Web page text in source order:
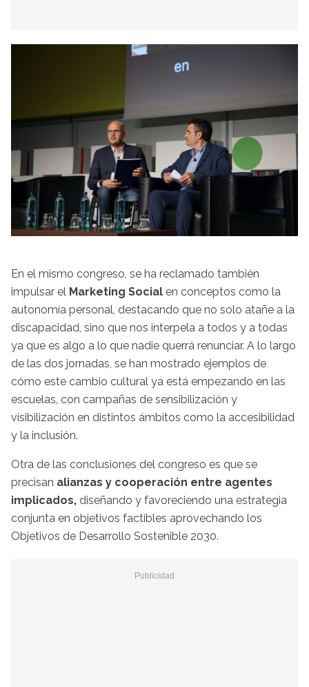
En el mismo congreso, se ha reclamado también
impulsar el Marketing Social en conceptos como la
autonomía personal, destacando que no solo atañe a la
discapacidad, sino que nos interpela a todos y a todas
ya que es algo a lo que nadie querrá renunciar. A lo largo
de las dos jornadas, se han mostrado ejemplos de
cómo este cambio cultural ya está empezando en las
escuelas, con campañas de sensibilización y
visibilización en distintos ámbitos como la accesibilidad
y la inclusión.
Otra de las conclusiones del congreso es que se
precisan alianzas y cooperación entre agentes
implicados, diseñando y favoreciendo una estrategia
conjunta en objetivos factibles aprovechando los
Objetivos de Desarrollo Sostenible 2030.